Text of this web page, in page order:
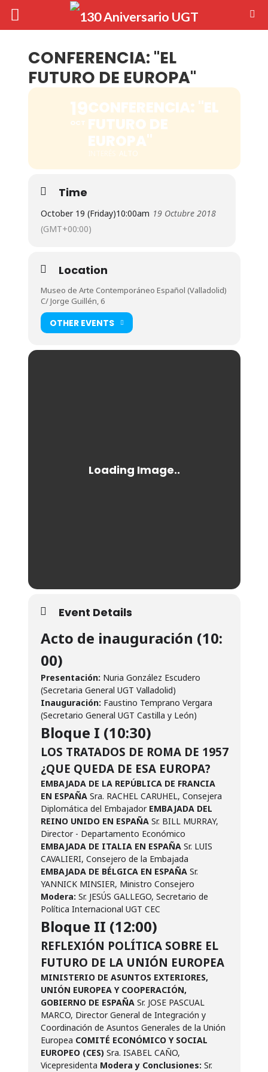
CONFERENCIA: "EL
FUTURO DE EUROPA"
19
OCT
CONFERENCIA: "EL
FUTURO DE
EUROPA"
ALTO
Time
October 19 (Friday)10:00am 19 Octubre 2018
(GMT+00:00)
Location
Museo de Arte Contemporáneo Español (Valladolid)
C/ Jorge Guillén, 6
OTHER EVENTS
Event Details
Acto de inauguración (10:
00)
Presentación: Nuria González Escudero
(Secretaria General UGT Valladolid)
Inauguración: Faustino Temprano Vergara
(Secretario General UGT Castilla y León)
Bloque I (10:30)
LOS TRATADOS DE ROMA DE 1957
¿QUE QUEDA DE ESA EUROPA?
EMBAJADA DE LA REPÚBLICA DE FRANCIA
EN ESPAÑASra. RACHEL CARUHEL, Consejera
Diplomática del Embajador EMBAJADA DEL
REINO UNIDO EN ESPAÑASr. BILL MURRAY,
Director - Departamento Económico
EMBAJADA DE ITALIA EN ESPAÑASr. LUIS
CAVALIERI, Consejero de la Embajada
EMBAJADA DE BÉLGICA EN ESPAÑASr.
YANNICK MINSIER, Ministro Consejero
Modera: Sr. JESÚS GALLEGO, Secretario de
Política Internacional UGT CEC
Bloque II (12:00)
REFLEXIÓN POLÍTICA SOBRE EL
FUTURO DE LA UNIÓN EUROPEA
MINISTERIO DE ASUNTOS EXTERIORES,
UNIÓN EUROPEA Y COOPERACIÓN,
GOBIERNO DE ESPAÑASr. JOSE PASCUAL
MARCO, Director General de Integración y
Coordinación de Asuntos Generales de la Unión
Europea COMITÉ ECONÓMICO Y SOCIAL
EUROPEO (CES) Sra. ISABEL CAÑO,
Vicepresidenta Modera y Conclusiones: Sr.